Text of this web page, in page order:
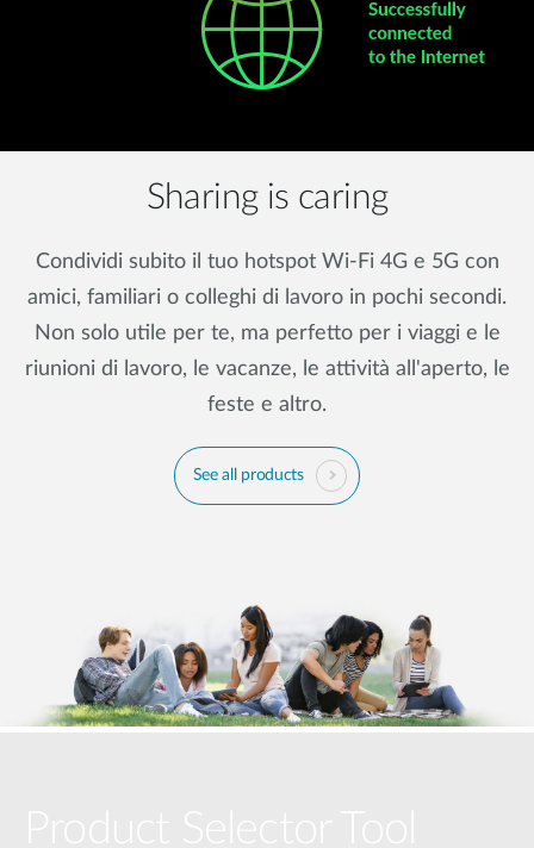
Sharing is caring
Condividi subito il tuo hotspot Wi-Fi 4G e 5G con
amici, familiari o colleghi di lavoro in pochi secondi.
Non solo utile per te, ma perfetto per i viaggi e le
riunioni di lavoro, le vacanze, le attività all'aperto, le
feste e altro.
See all products